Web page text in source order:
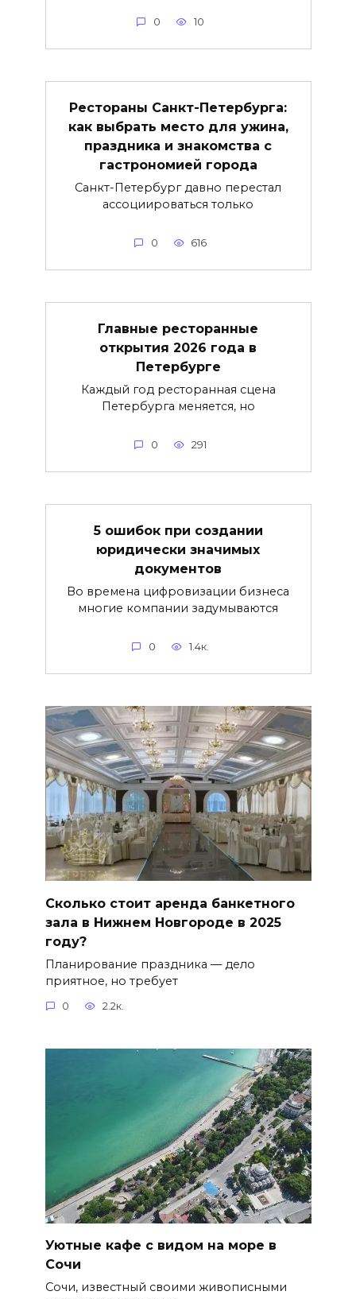
0 10
Рестораны Санкт-Петербурга:
как выбрать место для ужина,
праздника и знакомства с
гастрономией города
Санкт-Петербург давно перестал
ассоциироваться только
0 616
Главные ресторанные
открытия 2026 года в
Петербурге
Каждый год ресторанная сцена
Петербурга меняется, но
0 291
5 ошибок при создании
юридически значимых
документов
Во времена цифровизации бизнеса
многие компании задумываются
0 1.4к.
Сколько стоит аренда банкетного
зала в Нижнем Новгороде в 2025
году?
Планирование праздника — дело
приятное, но требует
0 2.2к.
Уютные кафе с видом на море в
Сочи
Сочи, известный своими живописными